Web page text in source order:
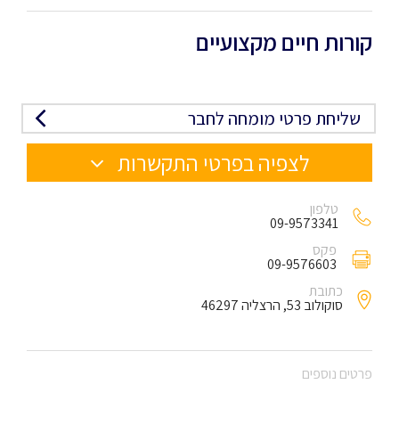
קורות חיים מקצועיים
שליחת פרטי מומחה לחבר
לצפיה בפרטי התקשרות
טלפון
09-9573341
פקס
09-9576603
כתובת
סוקולוב 53, הרצליה 46297
פרטים נוספים